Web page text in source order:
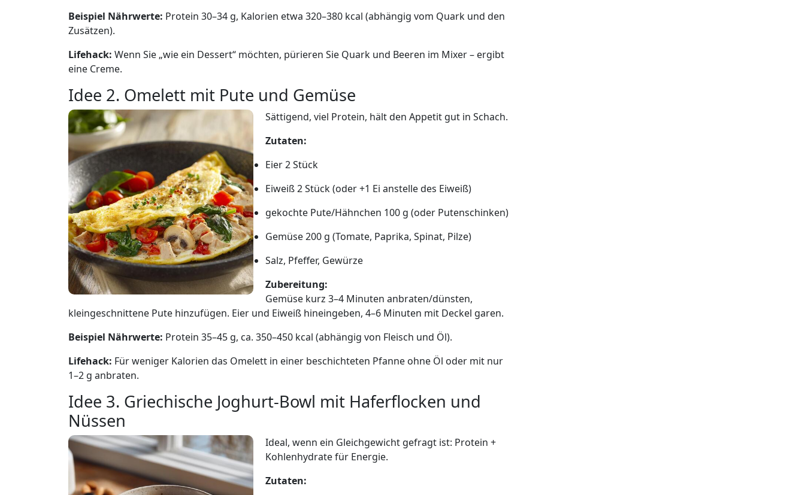
Beispiel Nährwerte: Protein 30–34 g, Kalorien etwa 320–380 kcal (abhängig vom Quark und den
Zusätzen).
Lifehack: Wenn Sie „wie ein Dessert“ möchten, pürieren Sie Quark und Beeren im Mixer – ergibt
eine Creme.
Idee 2. Omelett mit Pute und Gemüse
Sättigend, viel Protein, hält den Appetit gut in Schach.
Zutaten:
Eier 2 Stück
Eiweiß 2 Stück (oder +1 Ei anstelle des Eiweiß)
gekochte Pute/Hähnchen 100 g (oder Putenschinken)
Gemüse 200 g (Tomate, Paprika, Spinat, Pilze)
Salz, Pfeffer, Gewürze
Zubereitung:
Gemüse kurz 3–4 Minuten anbraten/dünsten,
kleingeschnittene Pute hinzufügen. Eier und Eiweiß hineingeben, 4–6 Minuten mit Deckel garen.
Beispiel Nährwerte: Protein 35–45 g, ca. 350–450 kcal (abhängig von Fleisch und Öl).
Lifehack: Für weniger Kalorien das Omelett in einer beschichteten Pfanne ohne Öl oder mit nur
1–2 g anbraten.
Idee 3. Griechische Joghurt-Bowl mit Haferflocken und
Nüssen
Ideal, wenn ein Gleichgewicht gefragt ist: Protein +
Kohlenhydrate für Energie.
Zutaten: